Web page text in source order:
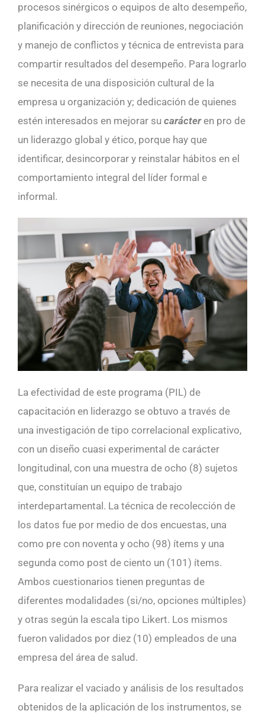
procesos sinérgicos o equipos de alto desempeño,
planificación y dirección de reuniones, negociación
y manejo de conflictos y técnica de entrevista para
compartir resultados del desempeño. Para lograrlo
se necesita de una disposición cultural de la
empresa u organización y; dedicación de quienes
estén interesados en mejorar su carácteren pro de
un liderazgo global y ético, porque hay que
identificar, desincorporar y reinstalar hábitos en el
comportamiento integral del líder formal e
informal.
La efectividad de este programa (PIL) de
capacitación en liderazgo se obtuvo a través de
una investigación de tipo correlacional explicativo,
con un diseño cuasi experimental de carácter
longitudinal, con una muestra de ocho (8) sujetos
que, constituían un equipo de trabajo
interdepartamental. La técnica de recolección de
los datos fue por medio de dos encuestas, una
como pre con noventa y ocho (98) ítems y una
segunda como post de ciento un (101) ítems.
Ambos cuestionarios tienen preguntas de
diferentes modalidades (si/no, opciones múltiples)
y otras según la escala tipo Likert. Los mismos
fueron validados por diez (10) empleados de una
empresa del área de salud.
Para realizar el vaciado y análisis de los resultados
obtenidos de la aplicación de los instrumentos, se